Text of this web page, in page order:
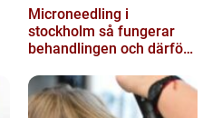
Microneedling i
stockholm så fungerar
behandlingen och därför